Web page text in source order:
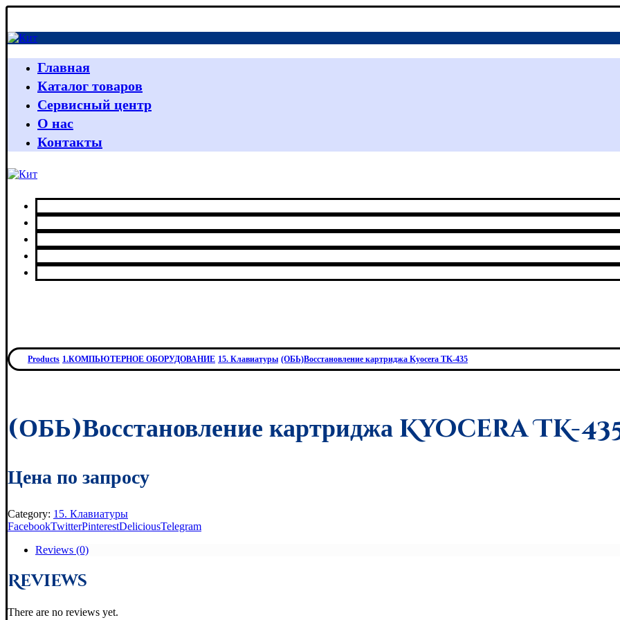
Главная
Каталог товаров
Сервисный центр
О нас
Контакты
Products 1.КОМПЬЮТЕРНОЕ ОБОРУДОВАНИЕ 15. Клавиатуры (ОБЬ)Восстановление картриджа Kyocera TK-435
(ОБЬ)Восстановление картриджа Kyocera TK-
Цена по запросу
Category: 15. Клавиатуры
FacebookTwitterPinterestDeliciousTelegram
Reviews (0)
Reviews
There are no reviews yet.